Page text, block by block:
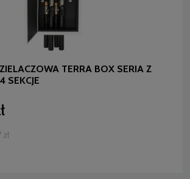
TERRA BOX SERIA Z
SEKCJE